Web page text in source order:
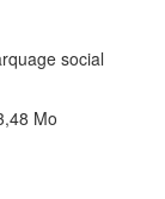
social
Mo